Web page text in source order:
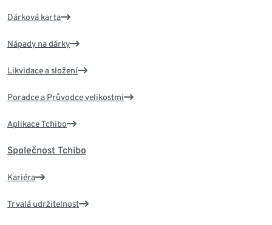
Dárková karta
Nápady na dárky
Likvidace a složení
Poradce a Průvodce velikostmi
Aplikace Tchibo
Společnost Tchibo
Kariéra
Trvalá udržitelnost